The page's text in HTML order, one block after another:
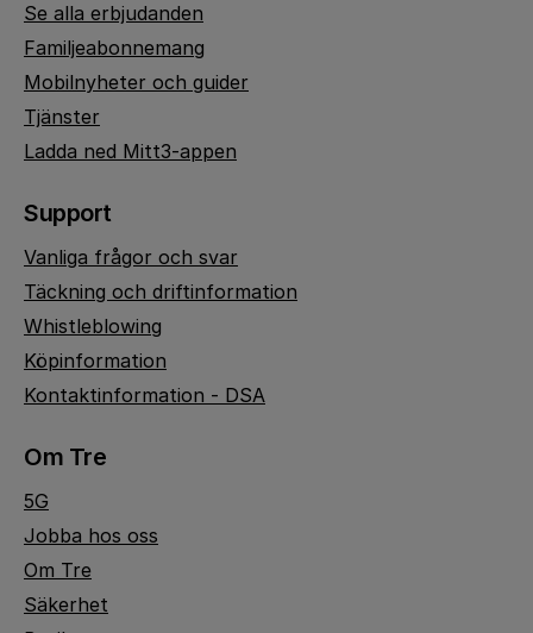
Se alla erbjudanden
Familjeabonnemang
Mobilnyheter och guider
Tjänster
Ladda ned Mitt3-appen
Support
Vanliga frågor och svar
Täckning och driftinformation
Whistleblowing
Köpinformation
Kontaktinformation - DSA
Om Tre
5G
Jobba hos oss
Om Tre
Säkerhet